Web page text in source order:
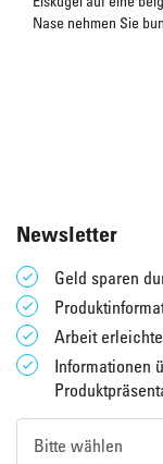
Nase nehmen Sie
Newsletter
Geld sparen
Arbeit
Informationen